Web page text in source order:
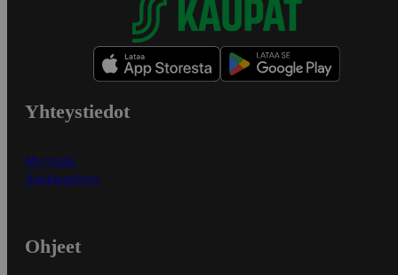
Yhteystiedot
Myymälät
Asiakaspalvelu
Ohjeet